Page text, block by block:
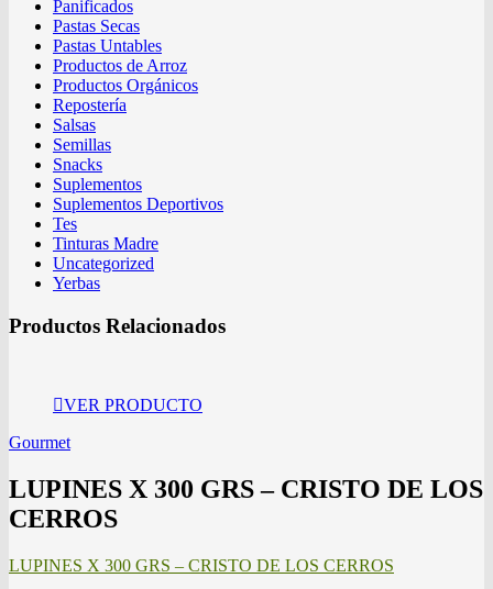
Panificados
Pastas Secas
Pastas Untables
Productos de Arroz
Productos Orgánicos
Repostería
Salsas
Semillas
Snacks
Suplementos
Suplementos Deportivos
Tes
Tinturas Madre
Uncategorized
Yerbas
Productos Relacionados
VER PRODUCTO
Gourmet
LUPINES X 300 GRS – CRISTO DE LOS
CERROS
LUPINES X 300 GRS – CRISTO DE LOS CERROS